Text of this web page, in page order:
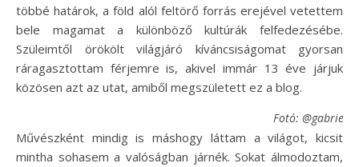
többé határok, a föld alól feltörő forrás erejével vetettem
bele magamat a különböző kultúrák felfedezésébe.
Szüleimtől örökölt világjáró kíváncsiságomat gyorsan
ráragasztottam férjemre is, akivel immár 13 éve járjuk
közösen azt az utat, amiből megszületett ez a blog.
Fotó:
Művészként mindig is máshogy láttam a világot, kicsit
mintha sohasem a valóságban járnék. Sokat álmodoztam,